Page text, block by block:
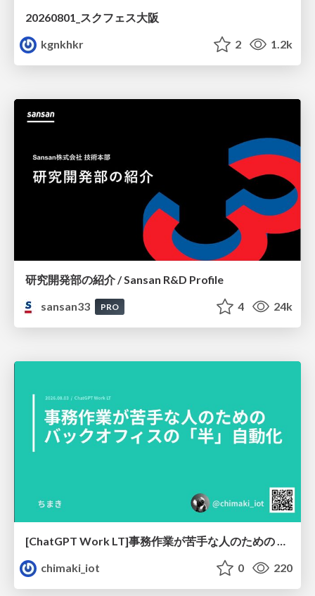
20260801_スクフェス大阪
kgnkhkr
2 1.2k
研究開発部の紹介 / Sansan R&D Profile
sansan33
PRO 4 24k
[ChatGPT Work LT]事務作業が苦手な人のための バックオフィスの「半」自動化
chimaki_iot
0 220